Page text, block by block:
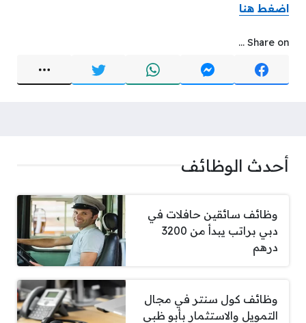
اضغط هنا
Share on ...
أحدث الوظائف
وظائف سائقين حافلات في
دبي براتب يبدأ من 3200
درهم
وظائف كول سنتر في مجال
التمويل والاستثمار بأبو ظبي